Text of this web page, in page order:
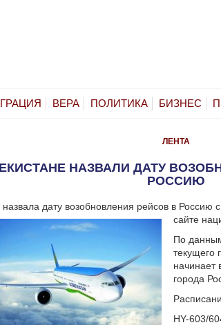
ВЕРА ПОЛИТИКА БИЗНЕС
ЛЕНТА
НАЗВАЛИ ДАТУ
РОССИЮ
назвала дату возобновления рейсов в Россию
сайте
По
текущего
начинает
города
HY-603/